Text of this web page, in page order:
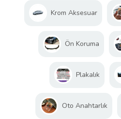
Krom Aksesuar
Ön Koruma
Plakalık
Oto Anahtarlık